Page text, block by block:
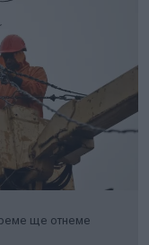
ще отнеме